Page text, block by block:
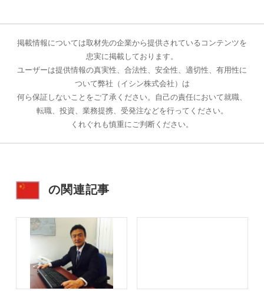
掲載情報については取材先の企業から提供されているコンテンツを
忠実に掲載しております。
ユーザーは提供情報の真実性、合法性、安全性、適切性、有用性に
ついて弊社（イシン株式会社）は
何ら保証しないことをご了承ください。自己の責任において就職、
転職、投資、業務提携、受発注などを行ってください。
くれぐれも慎重にご判断ください。
の関連記事